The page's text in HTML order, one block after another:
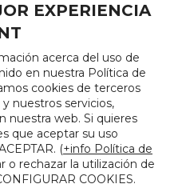
EXPERIENCIA
acerca del uso de
en nuestra Política de
cookies de terceros
nuestros servicios,
nuestra web. Si quieres
que aceptar su uso
(+info Política de
o rechazar la utilización de
COOKIES.